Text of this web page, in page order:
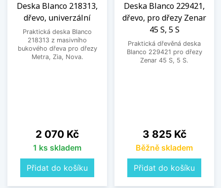
Deska Blanco 218313,
dřevo, univerzální
Praktická deska Blanco
218313 z masivního
bukového dřeva pro dřezy
Metra, Zia, Nova.
Cena
2 070 Kč
1 ks skladem
Přidat do košíku
Deska Blanco 229421,
dřevo, pro dřezy Zenar
45 S, 5 S
Praktická dřevěná deska
Blanco 229421 pro dřezy
Zenar 45 S, 5 S.
Cena
3 825 Kč
Běžně skladem
Přidat do košíku